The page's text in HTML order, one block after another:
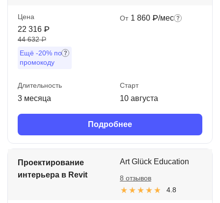
Цена
22 316 ₽
44 632 ₽
Ещё -20% по
промокоду
От 1 860 ₽/мес
Длительность
3 месяца
Старт
10 августа
Подробнее
Проектирование
интерьера в Revit
Art Glück Education
4.8
8 отзывов